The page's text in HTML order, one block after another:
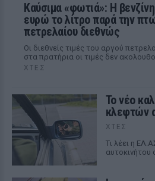
Καύσιμα «φωτιά»: Η
ευρώ το λίτρο παρά την
πετρελαίου διεθνώς
Οι διεθνείς τιμές του αργού
στα πρατήρια οι τιμές δεν
ΧΤΕΣ
Το νέο
κλεφτών
ΧΤΕΣ
Tι λέει η
αυτοκινήτου